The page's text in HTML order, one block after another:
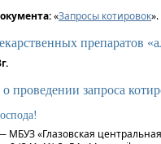
«Запросы котировок».
препаратов
проведении запроса
МБУЗ «Глазовская